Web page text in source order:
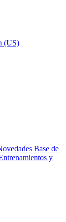
(US)
Base de
y